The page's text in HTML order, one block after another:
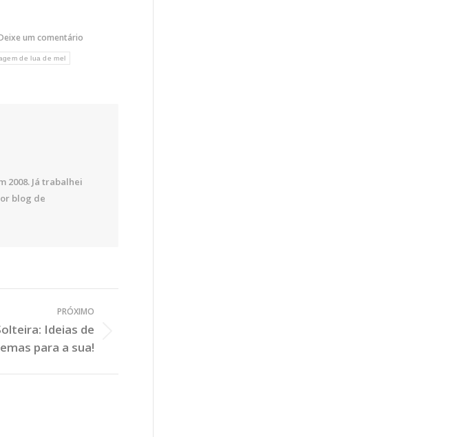
um comentário
de lua de mel
Já trabalhei
blog de
PRÓXIMO
Ideias de
para a sua!